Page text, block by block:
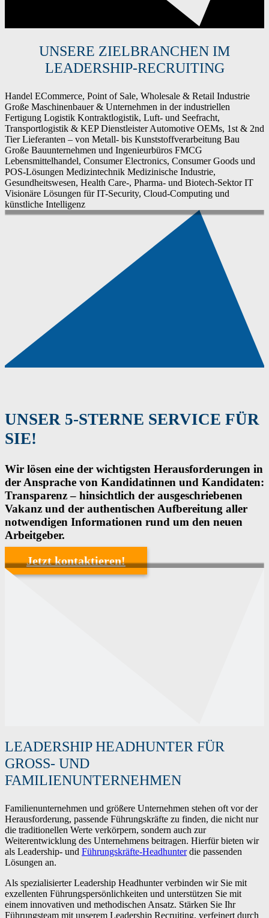
UNSERE ZIELBRANCHEN IM
LEADERSHIP-RECRUITING
Handel ECommerce, Point of Sale, Wholesale & Retail Industrie
Große Maschinenbauer & Unternehmen in der industriellen
Fertigung Logistik Kontraktlogistik, Luft- und Seefracht,
Transportlogistik & KEP Dienstleister Automotive OEMs, 1st & 2nd
Tier Lieferanten – von Metall- bis Kunststoffverarbeitung Bau
Große Bauunternehmen und Ingenieurbüros FMCG
Lebensmittelhandel, Consumer Electronics, Consumer Goods und
POS-Lösungen Medizintechnik Medizinische Industrie,
Gesundheitswesen, Health Care-, Pharma- und Biotech-Sektor IT
Visionäre Lösungen für IT-Security, Cloud-Computing und
künstliche Intelligenz
UNSER 5-STERNE SERVICE FÜR
SIE!
Wir lösen eine der wichtigsten Herausforderungen in
der Ansprache von Kandidatinnen und Kandidaten:
Transparenz – hinsichtlich der ausgeschriebenen
Vakanz und der authentischen Aufbereitung aller
notwendigen Informationen rund um den neuen
Arbeitgeber.
Jetzt kontaktieren!
LEADERSHIP HEADHUNTER FÜR
GROSS- UND F
AMILIENUNTERNEHMEN
Familienunternehmen und größere Unternehmen stehen oft vor der
Herausforderung, passende Führungskräfte zu finden, die nicht nur
die traditionellen Werte verkörpern, sondern auch zur
Weiterentwicklung des Unternehmens beitragen. Hierfür bieten wir
als Leadership- und Führungskräfte-Headhunterdie passenden
Lösungen an.
Als spezialisierter Leadership Headhunter verbinden wir Sie mit
exzellenten Führungspersönlichkeiten und unterstützen Sie mit
einem innovativen und methodischen Ansatz. Stärken Sie Ihr
Führungsteam mit unserem Leadership Recruiting, verfeinert durch